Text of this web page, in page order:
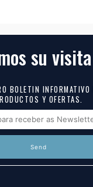
su visita
BOLETIN INFORMATIVO
Y OFERTAS.
Send